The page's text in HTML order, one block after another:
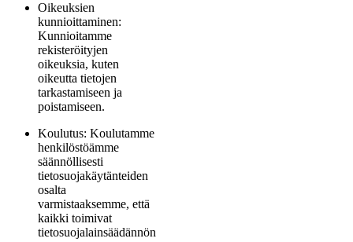
Oikeuksien
kunnioittaminen:
Kunnioitamme
rekisteröityjen
oikeuksia, kuten
oikeutta tietojen
tarkastamiseen ja
poistamiseen.
Koulutus: Koulutamme
henkilöstöämme
säännöllisesti
tietosuojakäytänteiden
osalta
varmistaaksemme, että
kaikki toimivat
tietosuojalainsäädännön